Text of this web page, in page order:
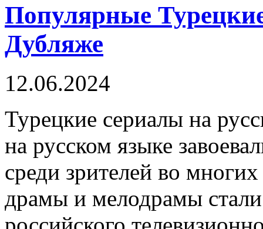
Популярные
Дубляже
12.06.2024
Турeцкиe сeриaлы нa
на русском языке
среди зрителей во
драмы и мелодрамы